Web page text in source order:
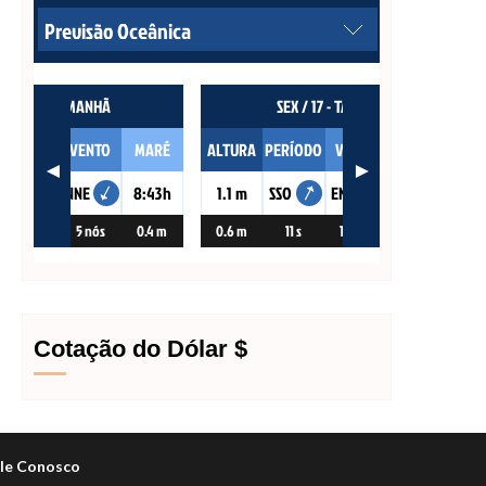
Cotação do Dólar $
Conosco